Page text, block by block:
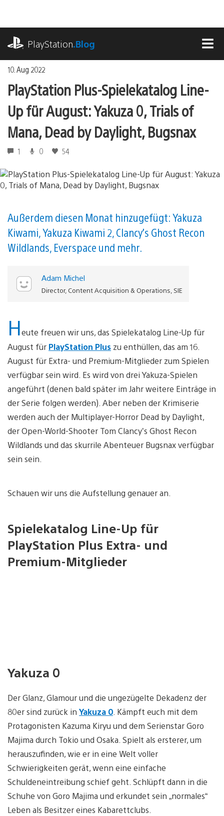
springen
PlayStation.Blog
10. Aug 2022
PlayStation Plus-Spielekatalog Line-
Up für August: Yakuza 0, Trials of
Mana, Dead by Daylight, Bugsnax
1 0 54
Außerdem diesen Monat hinzugefügt: Yakuza
Kiwami, Yakuza Kiwami 2, Clancy’s Ghost Recon
Wildlands, Everspace und mehr.
Adam Michel
Director, Content Acquisition & Operations, SIE
Heute freuen wir uns, das Spielekatalog Line-Up für
August für PlayStation Plus zu enthüllen, das am 16.
August für Extra- und Premium-Mitglieder zum Spielen
verfügbar sein wird. Es wird von drei Yakuza-Spielen
angeführt (denen bald später im Jahr weitere Einträge in
der Serie folgen werden). Aber neben der Krimiserie
werden auch der Multiplayer-Horror Dead by Daylight,
der Open-World-Shooter Tom Clancy’s Ghost Recon
Wildlands und das skurrile Abenteuer Bugsnax verfügbar
sein sein.
Schauen wir uns die Aufstellung genauer an.
Spielekatalog Line-Up für
PlayStation Plus Extra- und
Premium-Mitglieder
Yakuza 0
Der Glanz, Glamour und die ungezügelte Dekadenz der
80er sind zurück in Yakuza 0. Kämpft euch mit dem
Protagonisten Kazuma Kiryu und dem Serienstar Goro
Majima durch Tokio und Osaka. Spielt als ersterer, um
herauszufinden, wie er in eine Welt voller
Schwierigkeiten gerät, wenn eine einfache
Schuldeneintreibung schief geht. Schlüpft dann in die
Schuhe von Goro Majima und erkundet sein „normales“
Leben als Besitzer eines Kabarettclubs.